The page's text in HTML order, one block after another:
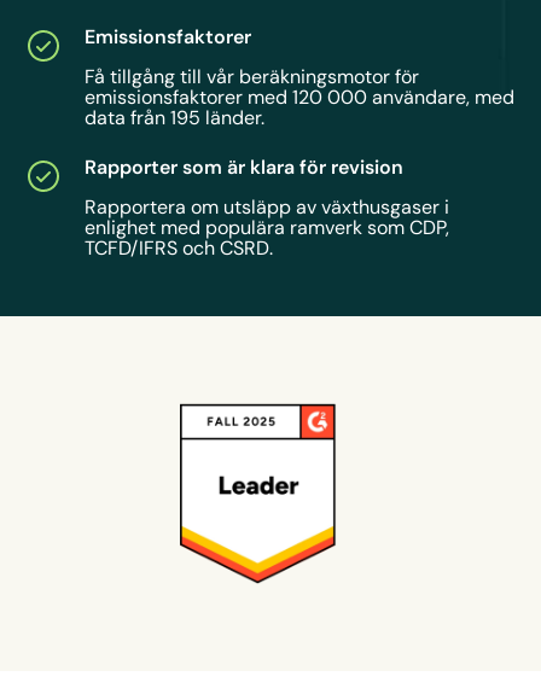
Emissionsfaktorer
Få tillgång till vår beräkningsmotor för
emissionsfaktorer med 120 000 användare, med
data från 195 länder.
Rapporter som är klara för revision
Rapportera om utsläpp av växthusgaser i
enlighet med populära ramverk som CDP,
TCFD/IFRS och CSRD.